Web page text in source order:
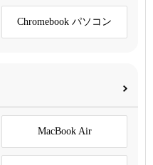
Chromebook パソコン
MacBook Air